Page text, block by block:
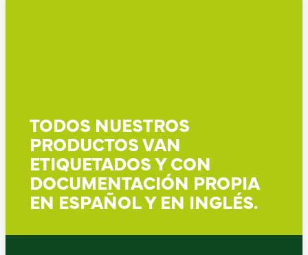
TODOS NUESTROS
PRODUCTOS VAN
ETIQUETADOS Y CON
DOCUMENTACIÓN PROPIA
EN ESPAÑOL Y EN INGLÉS.